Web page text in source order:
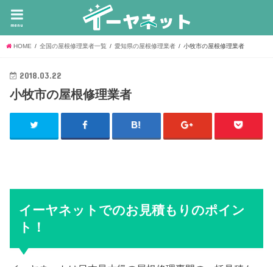
menu
HOME 全国の屋根修理業者一覧 愛知県の屋根修理業者 小牧市の屋根修理業者
2018.03.22
小牧市の屋根修理業者
イーヤネットでのお見積もりのポイン
ト！